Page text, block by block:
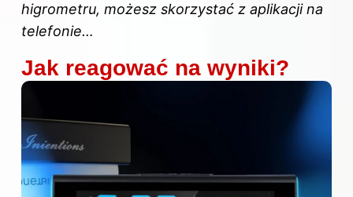
higrometru, możesz skorzystać z aplikacji na
telefonie…
Jak reagować na wyniki?